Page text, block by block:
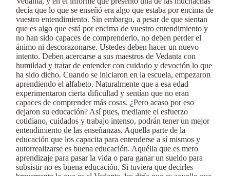
decía que lo que se enseñó era algo que estaba por encima de
vuestro entendimiento. Sin embargo, a pesar de que sientan
que es algo que está por encima de vuestro entendimiento y
no han sido capaces de comprenderlo, no deben perder el
ánimo ni descorazonarse. Ustedes deben hacer un nuevo
intento. Deben acercarse a sus maestros de Vedanta con
humildad y tratar de entender con cuidado y devoción lo que
ha sido dicho. Cuando se iniciaron en la escuela, empezaron
aprendiendo el alfabeto. Naturalmente que a esa edad
experimentaron cierta dificultad y sentían que no eran
capaces de comprender más cosas. ¿Pero acaso por eso
dejaron su educación? Así pues, mediante el esfuerzo
cotidiano, cuidados y trabajo intenso, podrán tener un mejor
entendimiento de las enseñanzas. Aquella parte de la
educación que los capacita para entenderse a sí mismos y
autorrealizarse es buena educación. Aquélla que es mero
aprendizaje para pasar la vida o para ganar un sueldo para
subsistir no es buena educación. Si tuviera que decirles